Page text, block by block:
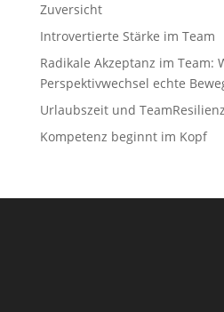
Zuversicht
Introvertierte Stärke im Team
Radikale Akzeptanz im Team:
Perspektivwechsel echte
Urlaubszeit und TeamResilienz
Kompetenz beginnt im Kopf